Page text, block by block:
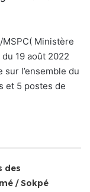
MSPC( Ministère
19 août 2022
l’ensemble du
et 5 postes de
des
/ Sokpé